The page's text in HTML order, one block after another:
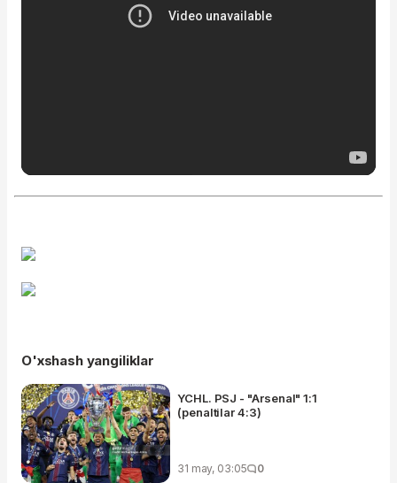
O'xshash yangiliklar
YCHL. PSJ - "Arsenal" 1:1
(penaltilar 4:3)
31 may, 03:05 0